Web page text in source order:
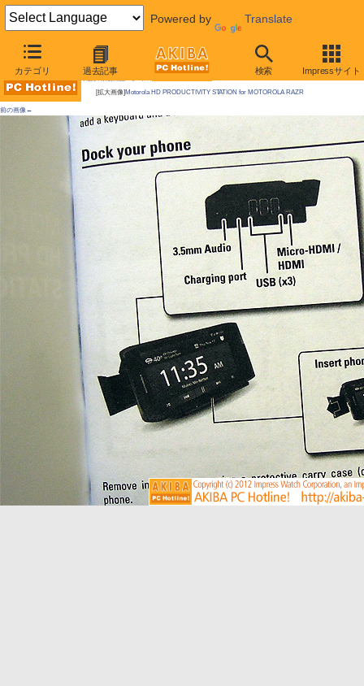
Powered by Translate
カテゴリ 過去記事 検索 Impressサイト
AKIBA PC Hotline!
[拡大画像] Motorola HD PRODUCTIVITY STATION for MOTOROLA RAZR
前の画像←